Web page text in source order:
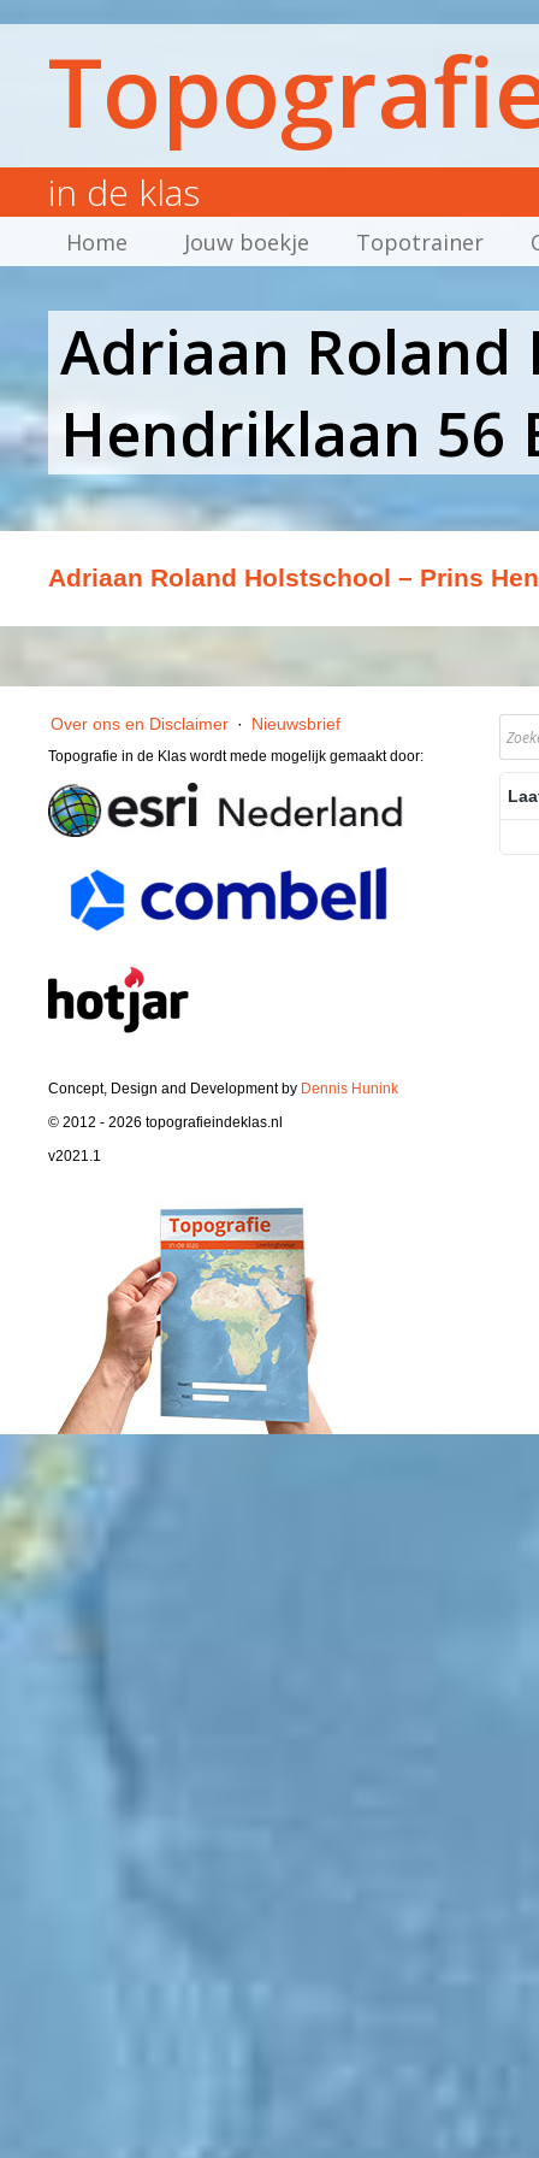
in de klas
Home Jouw boekje Topotrainer
Adriaan Roland
Hendriklaan 56
Adriaan Roland Holstschool – Prins
Over ons en Disclaimer · Nieuwsbrief
Topografie in de Klas wordt mede mogelijk gemaakt door:
Concept, Design and Development by Dennis Hunink
© 2012 - 2026 topografieindeklas.nl
v2021.1